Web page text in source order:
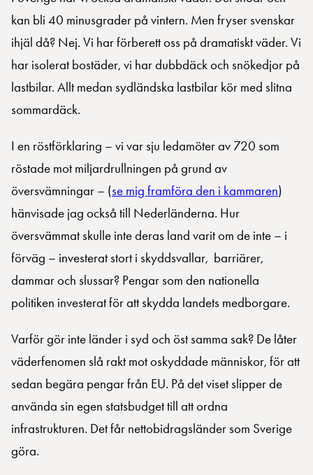
kan bli 40 minusgrader på vintern. Men fryser svenskar
ihjäl då? Nej. Vi har förberett oss på dramatiskt väder. Vi
har isolerat bostäder, vi har dubbdäck och snökedjor på
lastbilar. Allt medan sydländska lastbilar kör med slitna
sommardäck.
I en röstförklaring – vi var sju ledamöter av 720 som
röstade mot miljardrullningen på grund av
översvämningar – (se mig framföra den i kammaren)
hänvisade jag också till Nederländerna. Hur
översvämmat skulle inte deras land varit om de inte – i
förväg – investerat stort i skyddsvallar, barriärer,
dammar och slussar? Pengar som den nationella
politiken investerat för att skydda landets medborgare.
Varför gör inte länder i syd och öst samma sak? De låter
väderfenomen slå rakt mot oskyddade människor, för att
sedan begära pengar från EU. På det viset slipper de
använda sin egen statsbudget till att ordna
infrastrukturen. Det får nettobidragsländer som Sverige
göra.